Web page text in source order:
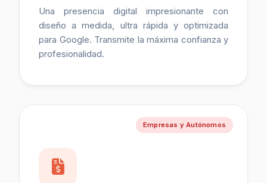
Una presencia digital impresionante con
diseño a medida, ultra rápida y optimizada
para Google. Transmite la máxima confianza y
profesionalidad.
Empresas y Autónomos